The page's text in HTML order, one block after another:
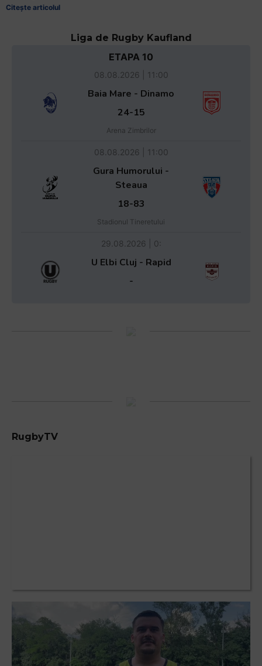
Citește articolul
Liga de Rugby Kaufland
ETAPA 10
08.08.2026 | 11:00
Baia Mare - Dinamo
24-15
Arena Zimbrilor
08.08.2026 | 11:00
Gura Humorului -
Steaua
18-83
Stadionul Tineretului
29.08.2026 | 0:
U Elbi Cluj - Rapid
-
RugbyTV